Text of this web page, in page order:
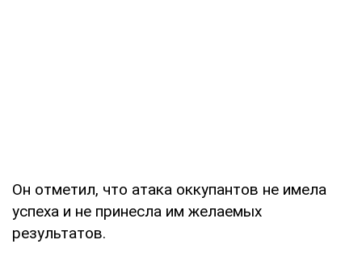
Он отметил, что атака оккупантов не имела
успеха и не принесла им желаемых
результатов.